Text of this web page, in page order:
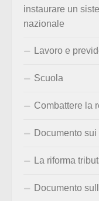
instaurare un
nazionale
Lavoro e
Scuola
Combattere la
Documento
La riforma
Documento